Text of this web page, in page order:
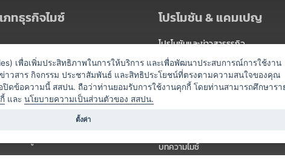
ภทธุรกิจไมซ์
จัดงาน
ยว / นำเที่ยว
นเซอร์
สำหรับผู้จัดงาน
โปรโมชัน & แคมเปญ
โปรโมชันและข่าวสารธุรกิจ
แพ็กเกจ
แคมเปญ
บทความไมซ์
เพื่อเพิ่มประสิทธิภาพในการให้บริการ และเพื่อพัฒนาประสบการณ์การใช้งาน
าวสาร กิจกรรม ประชาสัมพันธ์ และสิทธิประโยชน์ที่ตรงตามความสนใจของคุณ
ดข้อความนี้ สสปน. ถือว่าท่านยอมรับการใช้งานคุกกี้ โดยท่านสามารถศึกษารา
และ นโยบายความเป็นส่วนตัวของ สสปน.
ตั้งค่า